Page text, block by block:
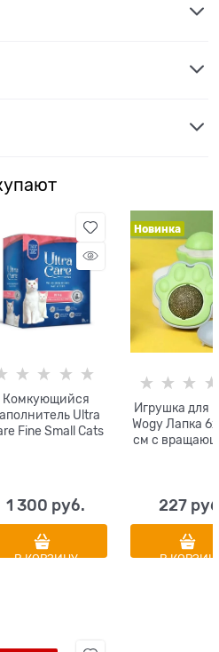
Комкующийся
Ultra
Fine Small Cats
1 300 руб.
В КОРЗИНУ
Новинка
Игрушка для
Wogy Лапка
см с
227
В